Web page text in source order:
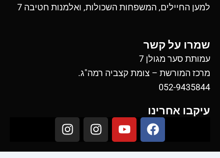
למען החיילים, המשפחות השכולות, ואלמנות חטיבה 7
שמרו על קשר
עמותת סער מגולן 7
מרכז המורשת – צומת קצביה רמה"ג.
052-9435844
עיקבו אחרינו
F
a
c
Y
o
u
I
n
s
I
n
s